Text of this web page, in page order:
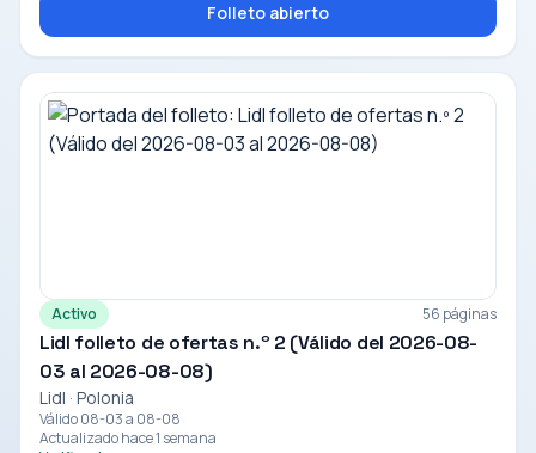
Folleto abierto
Activo 56 páginas
Lidl folleto de ofertas n.º 2 (Válido del 2026-08-
03 al 2026-08-08)
Lidl · Polonia
Válido 08-03 a 08-08
Actualizado hace 1 semana